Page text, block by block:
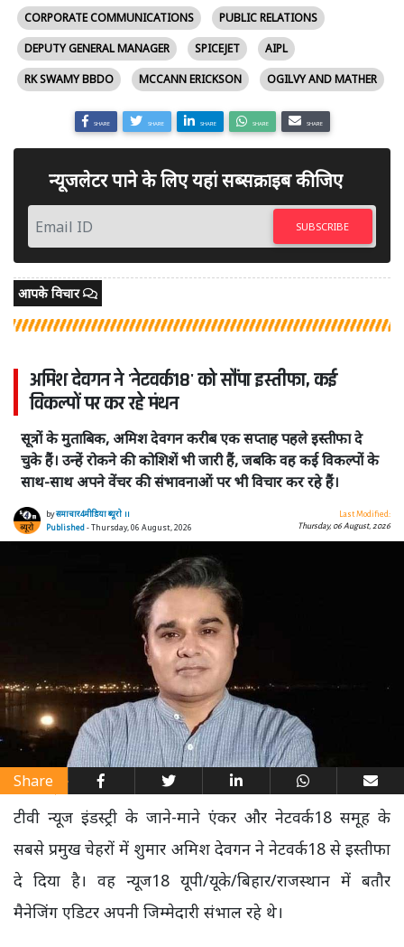
CORPORATE COMMUNICATIONS
PUBLIC RELATIONS
DEPUTY GENERAL MANAGER
SPICEJET
AIPL
RK SWAMY BBDO
MCCANN ERICKSON OGILVY AND MATHER
SHARE SHARE SHARE SHARE SHARE
न्यूजलेटर पाने के लिए यहां सब्सक्राइब कीजिए
SUBSCRIBE
आपके विचार
अमिश देवगन ने 'नेटवर्क18' को सौंपा इस्तीफा, कई
विकल्पों पर कर रहे मंथन
सूत्रों के मुताबिक, अमिश देवगन करीब एक सप्ताह पहले इस्तीफा दे
चुके हैं। उन्हें रोकने की कोशिशें भी जारी हैं, जबकि वह कई विकल्पों के
साथ-साथ अपने वेंचर की संभावनाओं पर भी विचार कर रहे हैं।
byसमाचार4मीडिया ब्यूरो ।।
Published- Thursday, 06 August, 2026
Last Modified:
Thursday, 06 August, 2026
Share
टीवी न्यूज इंडस्ट्री के जाने-माने एंकर और नेटवर्क18 समूह के
सबसे प्रमुख चेहरों में शुमार अमिश देवगन ने नेटवर्क18 से इस्तीफा
दे दिया है। वह न्यूज18 यूपी/यूके/बिहार/राजस्थान में बतौर
मैनेजिंग एडिटर अपनी जिम्मेदारी संभाल रहे थे।